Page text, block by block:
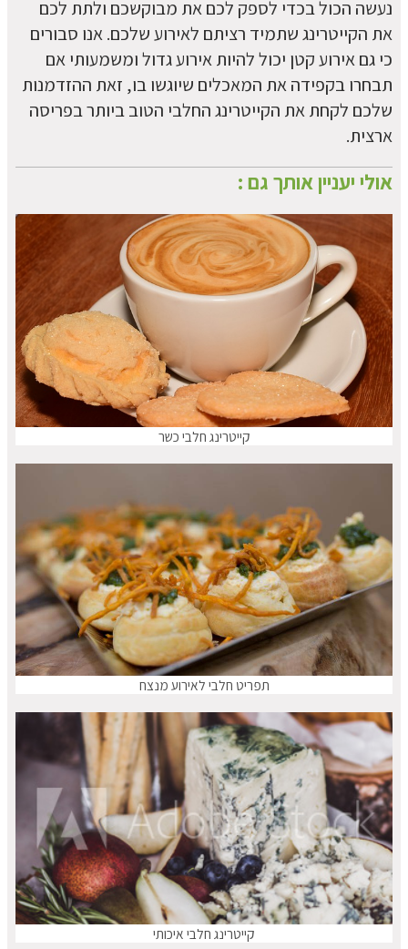
נעשה הכול בכדי לספק לכם את מבוקשכם ולתת לכם
את הקייטרינג שתמיד רציתם לאירוע שלכם. אנו סבורים
כי גם אירוע קטן יכול להיות אירוע גדול ומשמעותי אם
תבחרו בקפידה את המאכלים שיוגשו בו, זאת ההזדמנות
שלכם לקחת את הקייטרינג החלבי הטוב ביותר בפריסה
ארצית.
אולי יעניין אותך גם :
קייטרינג חלבי כשר
תפריט חלבי לאירוע מנצח
קייטרינג חלבי איכותי